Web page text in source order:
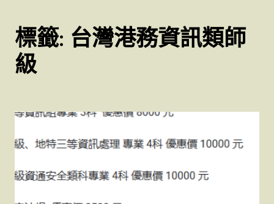
標籤: 台灣港務資訊類師
級